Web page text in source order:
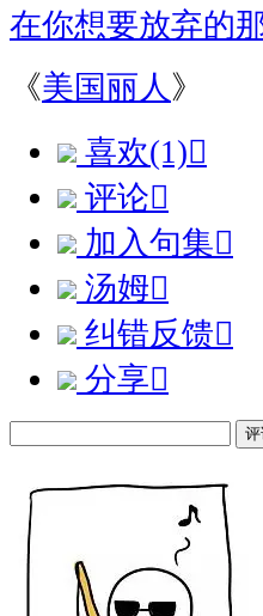
在你想要放弃的
《美国丽人 》
喜欢(1)
评论
加入句集
汤姆
纠错反馈
分享